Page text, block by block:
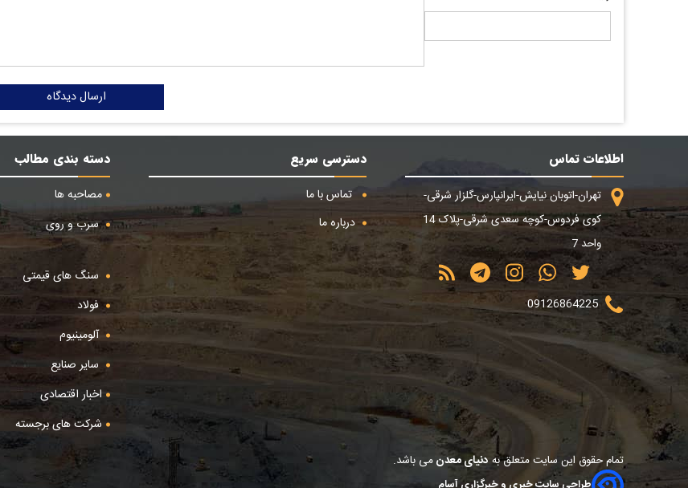
ارسال دیدگاه
اطلاعات تماس
تهران-اتوبان نیایش-ایرانپارس-گلزار شرقی-
کوی فردوس-کوچه سعدی شرقی-پلاک 14
واحد 7
09126864225
دسترسی سریع
تماس با ما
درباره ما
دسته بندی مطالب
مصاحبه ها
سرب و روی
سنگ های قیمتی
فولاد
آلومینیوم
سایر صنایع
اخبار اقتصادی
شرکت های برجسته
تمام حقوق این سایت متعلق بهدنیای معدنمی باشد.